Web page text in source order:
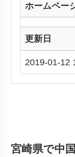
ホームペー
更新日
2019-01-12
宮崎県で中